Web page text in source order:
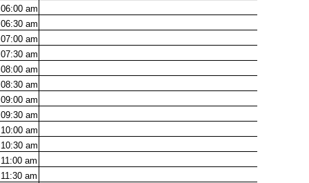
06:00 am
06:30 am
07:00 am
07:30 am
08:00 am
08:30 am
09:00 am
09:30 am
10:00 am
10:30 am
11:00 am
11:30 am